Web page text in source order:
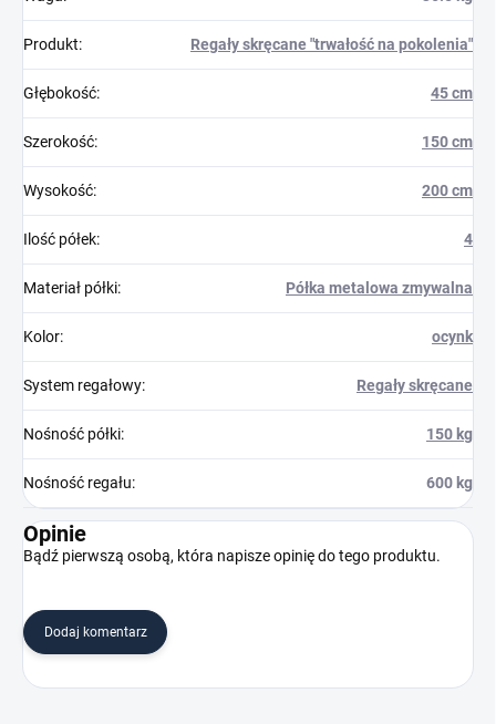
Produkt: Regały skręcane "trwałość na pokolenia"
Głębokość: 45 cm
Szerokość: 150 cm
Wysokość: 200 cm
Ilość półek: 4
Materiał półki: Półka metalowa zmywalna
Kolor: ocynk
System regałowy: Regały skręcane
Nośność półki: 150 kg
Nośność regału: 600 kg
Opinie
Bądź pierwszą osobą, która napisze opinię do tego produktu.
Dodaj komentarz